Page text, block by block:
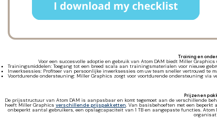
Training en
Voor een succesvolle adoptie en gebruik van Atom DAM biedt Miller
Trainingsmiddelen: Toegang tot een breed scala aan trainingsmaterialen voor nieuwe
Inwerksessies: Profiteer van persoonlijke inwerksessies om uw team sneller vertrouwd te
Voortdurende ondersteuning: Miller Graphics zorgt voor voortdurende ondersteuning via
Prijzen en
De prijsstructuur van Atom DAM is aanpasbaar en komt tegemoet aan de verschillende
heeft Miller Graphics verschillende prijspakketten. Van basisbehoeften met een
onbeperkt aantal gebruikers, een opslagcapaciteit van 1 TB en aangepaste functies.